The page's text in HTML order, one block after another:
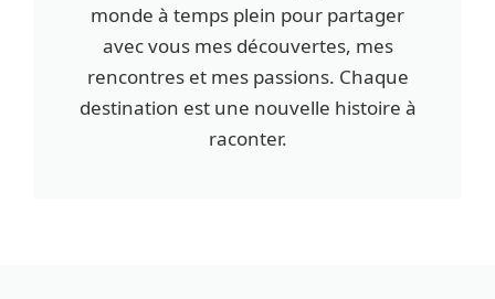
monde à temps plein pour partager
avec vous mes découvertes, mes
rencontres et mes passions. Chaque
destination est une nouvelle histoire à
raconter.